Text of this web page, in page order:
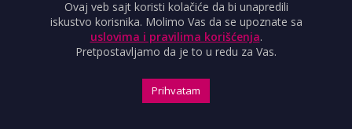
OBJAVI VEST
USLOVI KORIŠĆENJA
Ovaj veb sajt koristi kolačiće da bi unapredili
iskustvo korisnika. Molimo Vas da se upoznate sa
uslovima i pravilima korišćenja.
Pretpostavljamo da je to u redu za Vas.
Prihvatam